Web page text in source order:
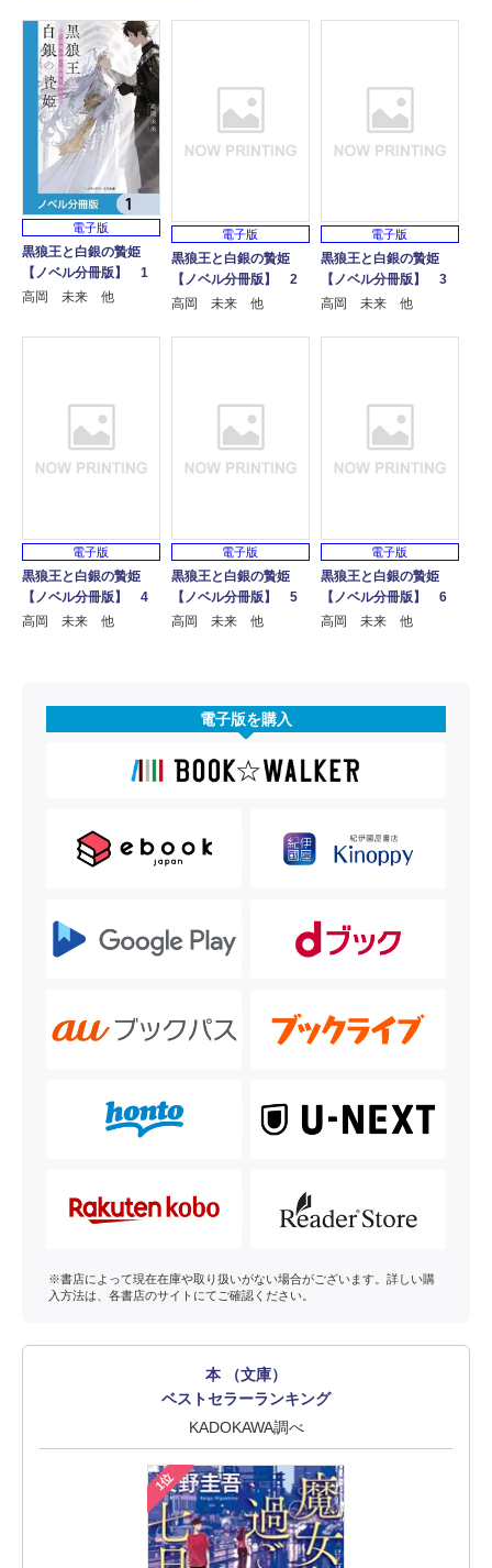
電子版
黒狼王と白銀の贄姫
【ノベル分冊版】 1
高岡 未来 他
電子版
黒狼王と白銀の贄姫
【ノベル分冊版】 2
高岡 未来 他
電子版
黒狼王と白銀の贄姫
【ノベル分冊版】 3
高岡 未来 他
電子版
黒狼王と白銀の贄姫
【ノベル分冊版】 4
高岡 未来 他
電子版
黒狼王と白銀の贄姫
【ノベル分冊版】 5
高岡 未来 他
電子版
黒狼王と白銀の贄姫
【ノベル分冊版】 6
高岡 未来 他
電子版を購入
※書店によって現在在庫や取り扱いがない場合がございます。詳しい購
入方法は、各書店のサイトにてご確認ください。
本 （文庫）
ベストセラーランキング
KADOKAWA調べ
1位